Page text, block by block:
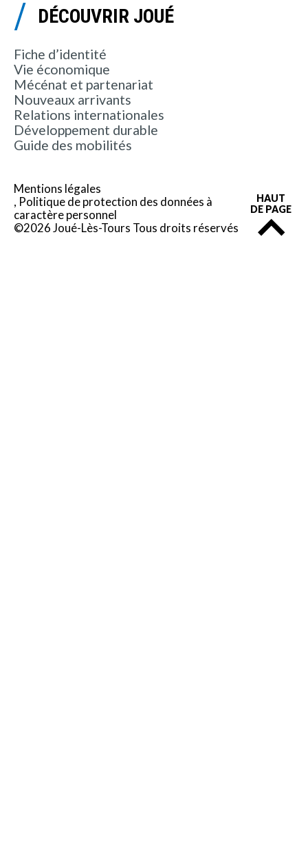
DÉCOUVRIR JOUÉ
Fiche d’identité
Vie économique
Mécénat et partenariat
Nouveaux arrivants
Relations internationales
Développement durable
Guide des mobilités
Mentions légales
Politique de protection des données à
caractère personnel
©2026 Joué-Lès-Tours Tous droits réservés
HAUT
DE PAGE